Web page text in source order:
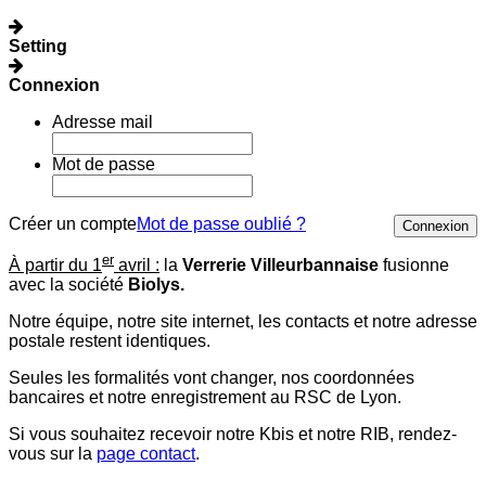
Setting
Connexion
Adresse mail
Mot de passe
Créer un compte Connexion
Mot de passe oublié ?
À partir du 1er avril : la Verrerie Villeurbannaise fusionne
avec la société Biolys.
Notre équipe, notre site internet, les contacts et notre adresse
postale restent identiques.
Seules les formalités vont changer, nos coordonnées
bancaires et notre enregistrement au RSC de Lyon.
Si vous souhaitez recevoir notre Kbis et notre RIB, rendez-
vous sur la page contact.